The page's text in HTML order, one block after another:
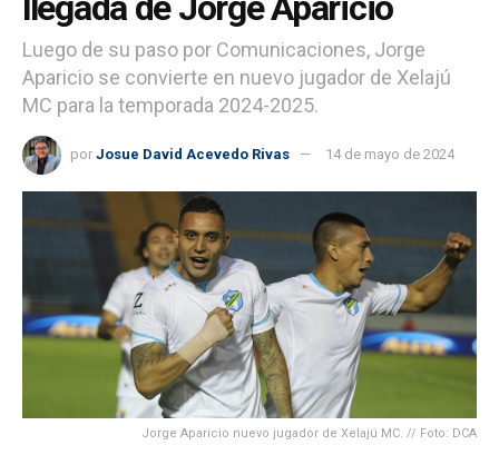
Luego de su paso por Comunicaciones, Jorge
Aparicio se convierte en nuevo jugador de Xelajú
MC para la temporada 2024-2025.
por Josue David Acevedo Rivas 14 de mayo de 2024
Jorge Aparicio nuevo jugador de Xelajú MC. // Foto: DCA